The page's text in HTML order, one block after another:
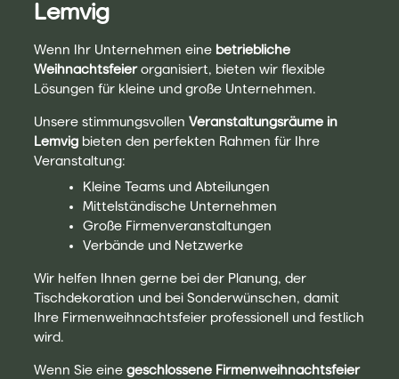
Lemvig
Wenn Ihr Unternehmen eine betriebliche
Weihnachtsfeierorganisiert, bieten wir flexible
Lösungen für kleine und große Unternehmen.
Unsere stimmungsvollen Veranstaltungsräume in
Lemvig bieten den perfekten Rahmen für Ihre
Veranstaltung:
Kleine Teams und Abteilungen
Mittelständische Unternehmen
Große Firmenveranstaltungen
Verbände und Netzwerke
Wir helfen Ihnen gerne bei der Planung, der
Tischdekoration und bei Sonderwünschen, damit
Ihre Firmenweihnachtsfeier professionell und festlich
wird.
Wenn Sie eine geschlossene Firmenweihnachtsfeier